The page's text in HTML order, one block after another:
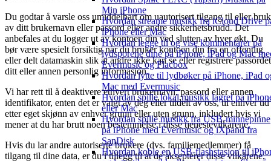
Min iPhone
Hvordan streame musikk fra iCloud Drive
iPhone eller Mac
Hvordan legge til og vise kommentarer på
lydsporene dine på iPhone, iPad og Mac
Evermusic og Flacbox
Hvordan lytte til lydbøker på iPhone, iPad
Mac med Evermusic
Hvordan spille lokal musikk lagret pa
eller Mac
Hvordan spille musikk fra USB-minnepinne
på iPhone med Evermusic og iXpand fra
SanDisk
Hvordan koble en USB-flashstasjon til
Du godtar å varsle oss umiddelbart om uautorisert tilgang til eller bruk
av ditt brukernavn eller passord eller andre sikkerhetsbrudd. Det
anbefales at du logger ut av kontoen din ved slutten av hver økt. Du
bør være spesielt forsiktig når du bruker kontoen din fra en offentlig
eller delt datamaskin slik at andre ikke kan se eller registrere passordet
ditt eller annen personlig informasjon.
Vi har rett til å deaktivere ethvert brukernavn, passord eller annen
identifikator, enten det er valgt av deg eller tildelt av oss, til enhver tid
etter eget skjønn av enhver grunn eller uten grunn, inkludert hvis vi
mener at du har brutt noen bestemmelse i disse tjenestevilkårene.
Hvis du lar andre autoriserte brukere (dvs. familiemedlemmer) få
tilgang til dine data, er du i tillegg til at de aksepterer disse vilkårene,